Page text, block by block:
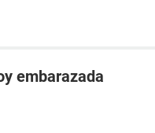
embarazada